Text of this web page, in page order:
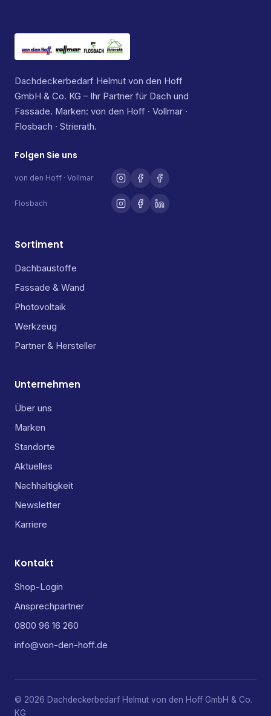
Dachdeckerbedarf Helmut von den Hoff
GmbH & Co. KG – Ihr Partner für Dach und
Fassade. Marken: von den Hoff · Vollmar ·
Flosbach · Strierath.
Folgen Sie uns
von den Hoff · Vollmar
Flosbach
Sortiment
Dachbaustoffe
Fassade & Wand
Photovoltaik
Werkzeug
Partner & Hersteller
Unternehmen
Über uns
Marken
Standorte
Aktuelles
Nachhaltigkeit
Newsletter
Karriere
Kontakt
Shop-Login
Ansprechpartner
0800 96 16 260
info@von-den-hoff.de
© 2026 Dachdeckerbedarf Helmut von den Hoff GmbH & Co.
KG